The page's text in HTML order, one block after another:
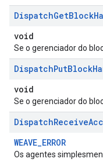
DispatchGetBlock
void
Se o gerenciador do
DispatchPutBlock
void
Se o gerenciador do
DispatchReceive
WEAVE_ERROR
Os agentes